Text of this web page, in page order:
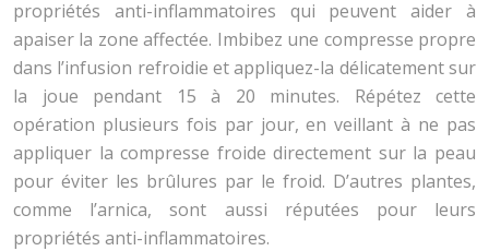
propriétés anti-inflammatoires qui peuvent aider à
apaiser la zone affectée. Imbibez une compresse propre
dans l’infusion refroidie et appliquez-la délicatement sur
la joue pendant 15 à 20 minutes. Répétez cette
opération plusieurs fois par jour, en veillant à ne pas
appliquer la compresse froide directement sur la peau
pour éviter les brûlures par le froid. D’autres plantes,
comme l’arnica, sont aussi réputées pour leurs
propriétés anti-inflammatoires.